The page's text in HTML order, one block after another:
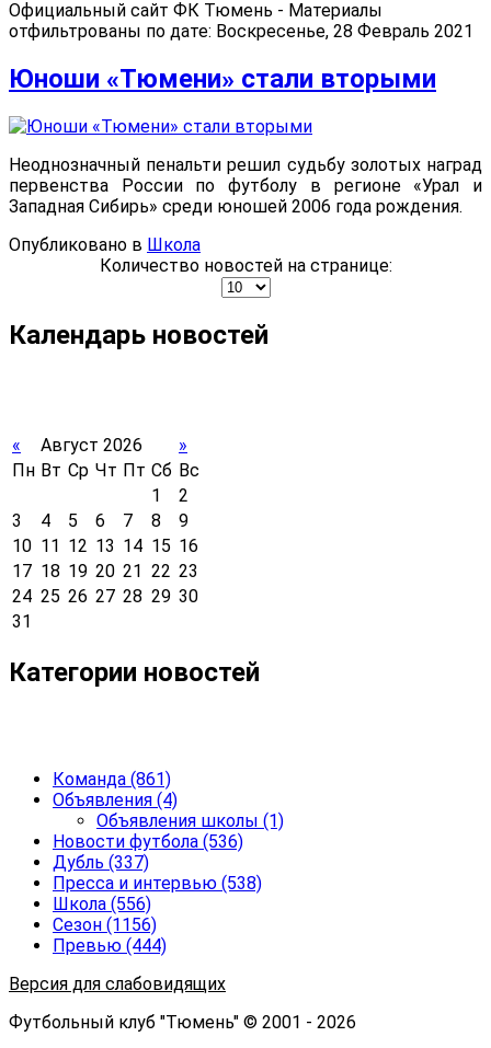
Официальный сайт ФК Тюмень - Материалы
отфильтрованы по дате: Воскресенье, 28 Февраль 2021
Юноши «Тюмени» стали вторыми
Неоднозначный пенальти решил судьбу золотых наград
первенства России по футболу в регионе «Урал и
Западная Сибирь» среди юношей 2006 года рождения.
Опубликовано в Школа
Количество новостей на странице:
Календарь новостей
« Август 2026
»
Пн Вт Ср Чт Пт Сб Вс
1
2
3
4 5 6 7 8
9
10 11 12 13 14 15 16
17 18 19 20 21 22 23
24 25 26 27 28 29 30
31
Категории новостей
Команда (861)
Объявления (4)
Объявления школы (1)
Новости футбола (536)
Дубль (337)
Пресса и интервью (538)
Школа (556)
Сезон (1156)
Превью (444)
Версия для слабовидящих
Футбольный клуб "Тюмень" © 2001 - 2026